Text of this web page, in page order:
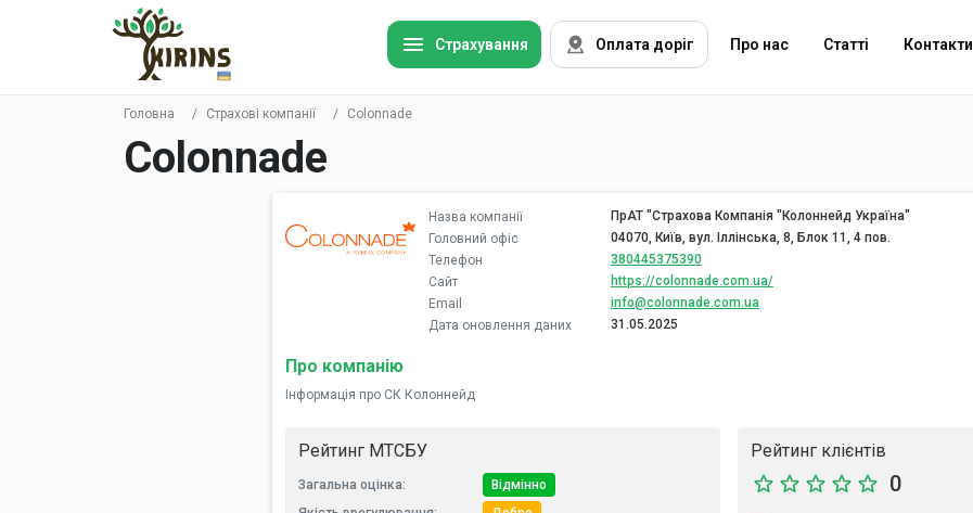
Страхування
КАСКО
Туризм
Іноземці
Майно
Зброя
Оплата доріг Про нас Статті Контакти
Головна / Страхові компанії / Colonnade
Colonnade
Назва компанії
ПрАТ "Страхова Компанія "Колоннейд Україна"
Головний офіс
04070, Київ, вул. Іллінська, 8, Блок 11, 4 пов.
Телефон
380445375390
Сайт
https://colonnade.com.ua/
Email
info@colonnade.com.ua
Дата оновлення даних
31.05.2025
Про компанію
Інформація про СК Колоннейд
Рейтинг МТСБУ
Загальна оцінка:
Відмінно
Рейтинг клієнтів
0